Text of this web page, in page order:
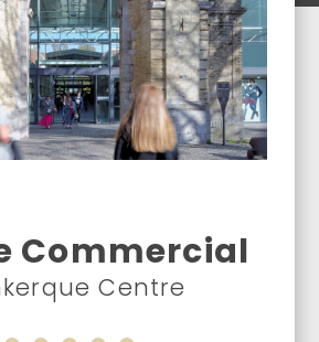
Commercial
Centre